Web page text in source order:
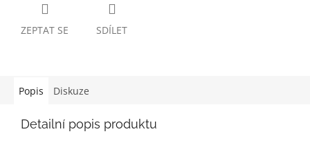
ZEPTAT SE SDÍLET
Popis Diskuze
Detailní popis produktu